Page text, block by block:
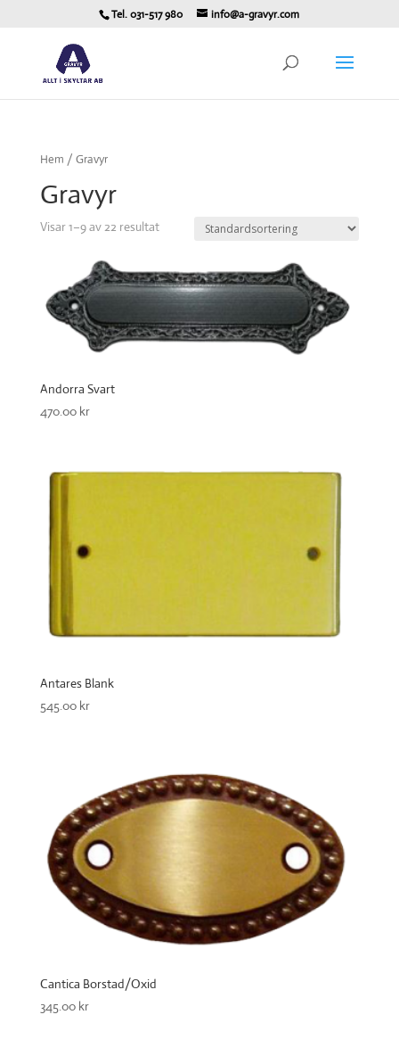
Tel. 031-517 980 info@a-gravyr.com
Hem / Gravyr
Gravyr
Visar 1–9 av 22 resultat
Andorra Svart
470.00 kr
Antares Blank
545.00 kr
Cantica Borstad/Oxid
345.00 kr